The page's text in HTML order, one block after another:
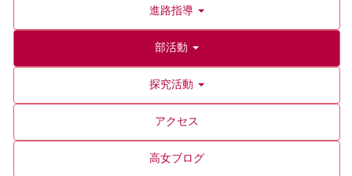
進路指導
部活動
探究活動
アクセス
高女ブログ